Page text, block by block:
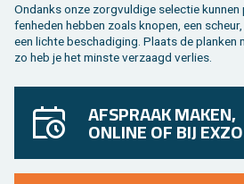
On­danks onze zorg­vul­di­ge se­lec­tie
fen­he­den heb­ben zoals kno­pen, een
een lich­te be­scha­di­ging. Plaats de plan­ken
zo heb je het min­ste ver­zaagd ver­lies.
AFSPRAAK MAKEN,
ONLINE OF BIJ